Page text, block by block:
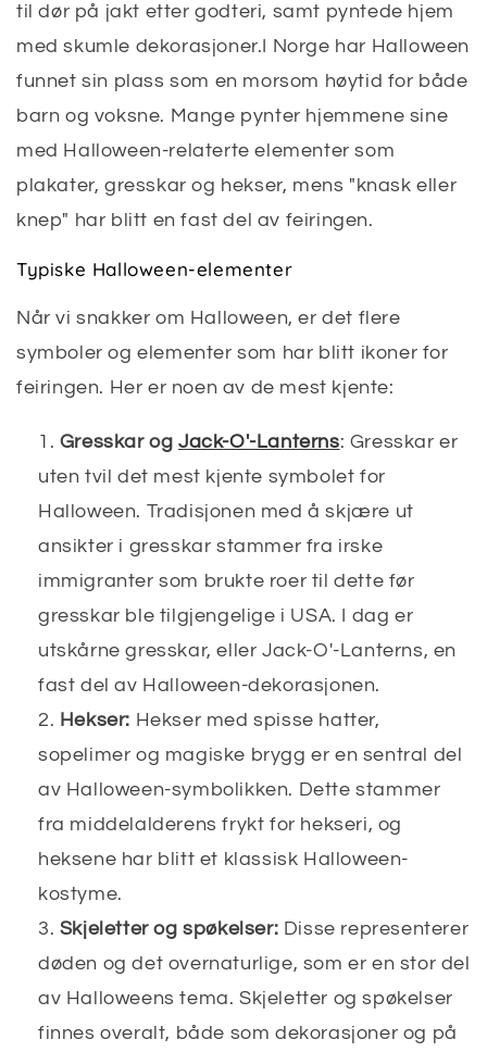
til dør på jakt etter godteri, samt pyntede hjem
med skumle dekorasjoner.I Norge har Halloween
funnet sin plass som en morsom høytid for både
barn og voksne. Mange pynter hjemmene sine
med Halloween-relaterte elementer som
plakater, gresskar og hekser, mens "knask eller
knep" har blitt en fast del av feiringen.
Typiske Halloween-elementer
Når vi snakker om Halloween, er det flere
symboler og elementer som har blitt ikoner for
feiringen. Her er noen av de mest kjente:
Gresskar ogJack-O'-Lanterns: Gresskar er
uten tvil det mest kjente symbolet for
Halloween. Tradisjonen med å skjære ut
ansikter i gresskar stammer fra irske
immigranter som brukte roer til dette før
gresskar ble tilgjengelige i USA. I dag er
utskårne gresskar, eller Jack-O'-Lanterns, en
fast del av Halloween-dekorasjonen.
Hekser: Hekser med spisse hatter,
sopelimer og magiske brygg er en sentral del
av Halloween-symbolikken. Dette stammer
fra middelalderens frykt for hekseri, og
heksene har blitt et klassisk Halloween-
kostyme.
Skjeletter og spøkelser: Disse representerer
døden og det overnaturlige, som er en stor del
av Halloweens tema. Skjeletter og spøkelser
finnes overalt, både som dekorasjoner og på